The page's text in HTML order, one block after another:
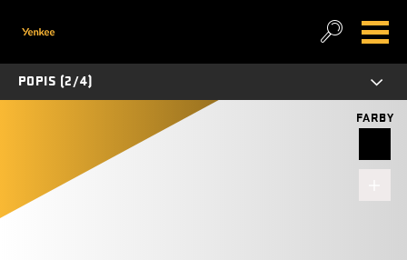
FARBY
POPIS (2/4)